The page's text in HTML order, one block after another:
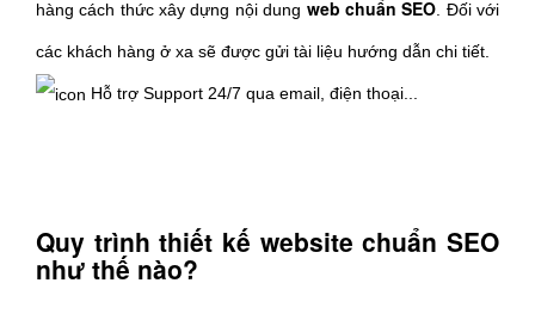
hàng cách thức xây dựng nội dung web chuẩn SEO . Đối với
các khách hàng ở xa sẽ được gửi tài liệu hướng dẫn chi tiết.
Hỗ trợ Support 24/7 qua email, điện thoại...
Quy trình thiết kế website chuẩn SEO
như thế nào?